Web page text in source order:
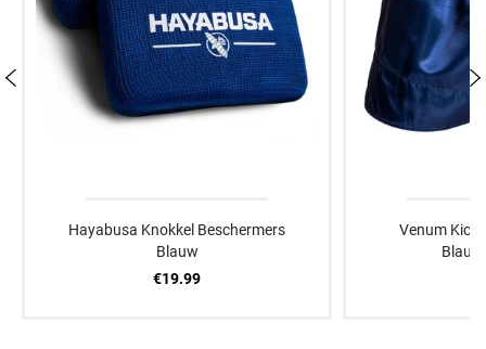
Hayabusa Knokkel Beschermers
Blauw
€19.99
Venum